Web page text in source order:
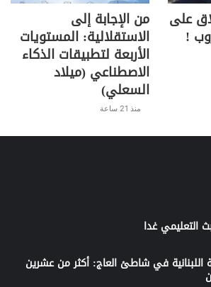
على
!
من الإجابة إلى
الاستقلالية: المستويات
الأربعة لتطبيقات الذكاء
الاصطناعي (ميلاد
السعلي)
منذ 21 ساعة
التعليمي غدا
اللبنانية في شاطئ العاج: أكثر من عشرين